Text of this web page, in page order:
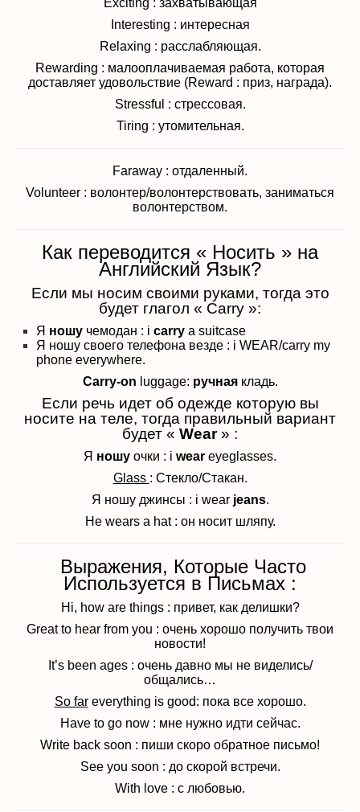
Exciting : захватывающая
Interesting : интересная
Relaxing : расслабляющая.
Rewarding : малооплачиваемая работа, которая
доставляет удовольствие (Reward : приз, награда).
Stressful : стрессовая.
Tiring : утомительная.
Faraway : отдаленный.
Volunteer : волонтер/волонтерствовать, заниматься
волонтерством.
Как переводится « Носить » на
Английский Язык?
Если мы носим своими руками, тогда это
будет глагол « Carry »:
Я ношу чемодан : i carry a suitcase
Я ношу своего телефона везде : i WEAR/carry my
phone everywhere.
Carry-on luggage: ручнаякладь.
Если речь идет об одежде которую вы
носите на теле, тогда правильный вариант
будет « Wear» :
Я ношу очки : i wear eyeglasses.
Glass : Стекло/Стакан.
Я ношу джинсы : i wear jeans.
He wears a hat : он носит шляпу.
Выражения, Которые Часто
Используется в Письмах :
Hi, how are things : привет, как делишки?
Great to hear from you : очень хорошо получить твои
новости!
It’s been ages : очень давно мы не виделись/
общались…
So fareverything is good: пока все хорошо.
Have to go now : мне нужно идти сейчас.
Write back soon : пиши скоро обратное письмо!
See you soon : до скорой встречи.
With love : с любовью.